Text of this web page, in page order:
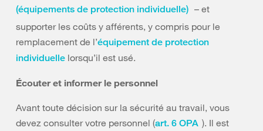
(équipements de protection individuelle) – et
supporter les coûts y afférents, y compris pour le
remplacement de l’équipement de protection
individuelle lorsqu’il est usé.
Écouter et informer le personnel
Avant toute décision sur la sécurité au travail, vous
devez consulter votre personnel (art. 6 OPA ). Il est